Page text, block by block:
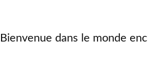
Bienvenue dans le monde